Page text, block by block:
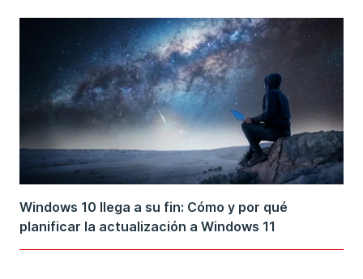
Windows 10 llega a su fin: Cómo y por qué
planificar la actualización a Windows 11